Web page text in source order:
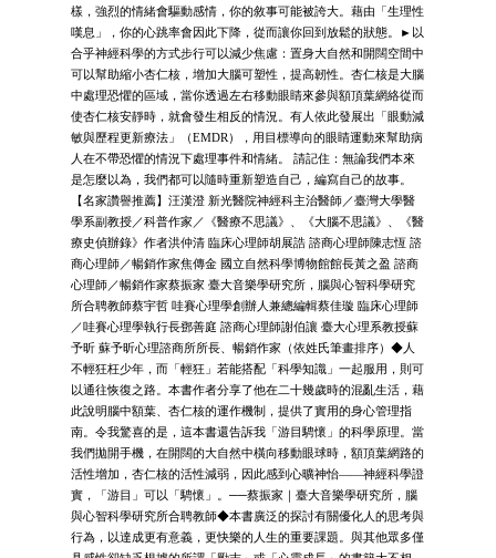
樣，強烈的情緒會驅動感情，你的敘事可能被誇大。藉由「生理性
嘆息」，你的心跳率會因此下降，從而讓你回到放鬆的狀態。►以
合乎神經科學的方式步行可以減少焦慮：置身大自然和開闊空間中
可以幫助縮小杏仁核，增加大腦可塑性，提高韌性。杏仁核是大腦
中處理恐懼的區域，當你透過左右移動眼睛來參與額頂葉網絡從而
使杏仁核安靜時，就會發生相反的情況。有人依此發展出「眼動減
敏與歷程更新療法」（EMDR），用目標導向的眼睛運動來幫助病
人在不帶恐懼的情況下處理事件和情緒。 請記住：無論我們本來
是怎麼以為，我們都可以隨時重新塑造自己，編寫自己的故事。
【名家讚譽推薦】汪漢澄 新光醫院神經科主治醫師／臺灣大學醫
學系副教授／科普作家／《醫療不思議》、《大腦不思議》、《醫
療史偵辦錄》作者洪仲清 臨床心理師胡展誥 諮商心理師陳志恆 諮
商心理師／暢銷作家焦傳金 國立自然科學博物館館長黃之盈 諮商
心理師／暢銷作家蔡振家 臺大音樂學研究所，腦與心智科學研究
所合聘教師蔡宇哲 哇賽心理學創辦人兼總編輯蔡佳璇 臨床心理師
／哇賽心理學執行長鄧善庭 諮商心理師謝伯讓 臺大心理系教授蘇
予昕 蘇予昕心理諮商所所長、暢銷作家（依姓氏筆畫排序）◆人
不輕狂枉少年，而「輕狂」若能搭配「科學知識」一起服用，則可
以通往恢復之路。本書作者分享了他在二十幾歲時的混亂生活，藉
此說明腦中額葉、杏仁核的運作機制，提供了實用的身心管理指
南。令我驚喜的是，這本書還告訴我「游目騁懷」的科學原理。當
我們拋開手機，在開闊的大自然中橫向移動眼球時，額頂葉網路的
活性增加，杏仁核的活性減弱，因此感到心曠神怡——神經科學證
實，「游目」可以「騁懷」。──蔡振家｜臺大音樂學研究所，腦
與心智科學研究所合聘教師◆本書廣泛的探討有關優化人的思考與
行為，以達成更有意義，更快樂的人生的重要課題。與其他眾多僅